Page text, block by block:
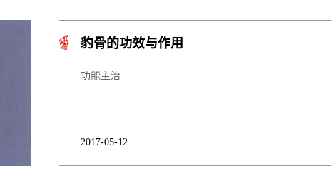
豹骨的功效与作用
功能主治
2017-05-12